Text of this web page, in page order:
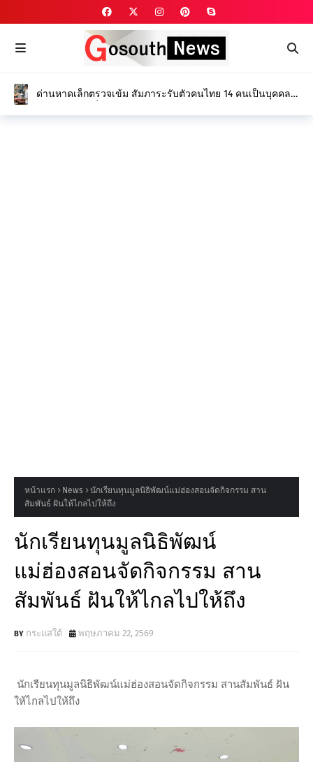
ด่านหาดเล็กตรวจเข้ม สัมภาระรับตัวคนไทย 14 คนเป็นบุคคล
หน้าแรก News
นักเรียนทุนมูลนิธิพัฒน์แม่ฮ่องสอนจัดกิจกรรม สาน
สัมพันธ์ ฝันให้ไกลไปให้ถึง
นักเรียนทุนมูลนิธิพัฒน์
แม่ฮ่องสอนจัดกิจกรรม สาน
สัมพันธ์ ฝันให้ไกลไปให้ถึง
กระแสใต้ พฤษภาคม 22, 2569
นักเรียนทุนมูลนิธิพัฒน์แม่ฮ่องสอนจัดกิจกรรม สานสัมพันธ์ ฝัน
ให้ไกลไปให้ถึง